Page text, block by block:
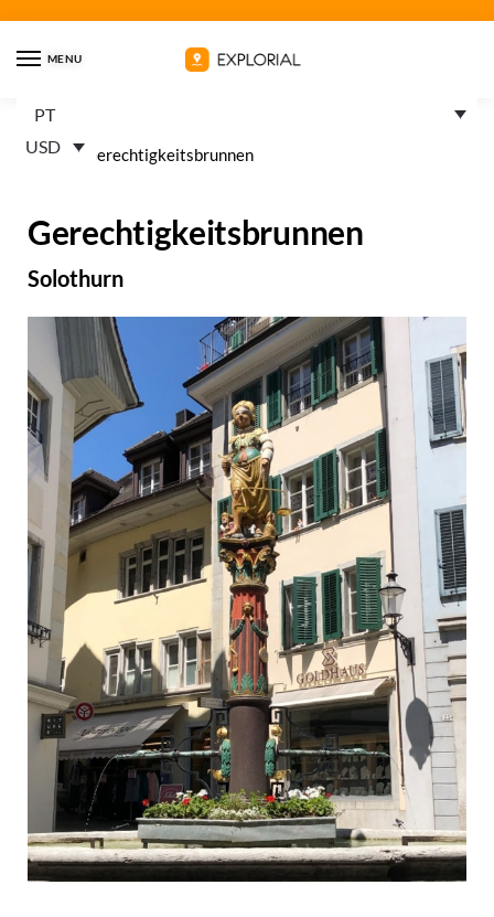
MENU
PT
USD
Home » Gerechtigkeitsbrunnen
Gerechtigkeitsbrunnen
Solothurn